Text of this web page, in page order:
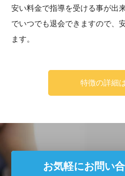
安い料金で指導を受ける事が出
でいつでも退会できますので、
ます。
特徴の詳細
お気軽にお問い